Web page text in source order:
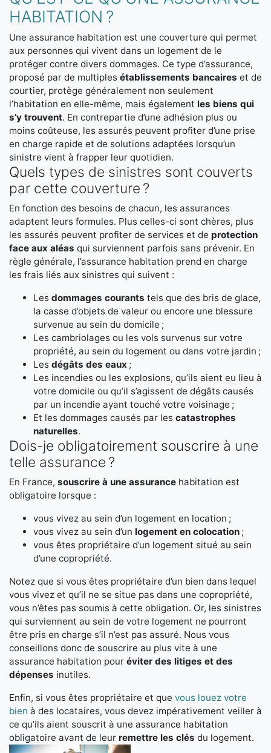
HABITATION ?
Une assurance habitation est une couverture qui permet
aux personnes qui vivent dans un logement de le
protéger contre divers dommages. Ce type d’assurance,
proposé par de multiples établissements bancaires et de
courtier, protège généralement non seulement
l’habitation en elle-même, mais également les biens qui
s’y trouvent. En contrepartie d’une adhésion plus ou
moins coûteuse, les assurés peuvent profiter d’une prise
en charge rapide et de solutions adaptées lorsqu’un
sinistre vient à frapper leur quotidien.
Quels types de sinistres sont couverts
par cette couverture ?
En fonction des besoins de chacun, les assurances
adaptent leurs formules. Plus celles-ci sont chères, plus
les assurés peuvent profiter de services et de protection
face aux aléas qui surviennent parfois sans prévenir. En
règle générale, l’assurance habitation prend en charge
les frais liés aux sinistres qui suivent :
Les dommages courants tels que des bris de glace,
la casse d’objets de valeur ou encore une blessure
survenue au sein du domicile ;
Les cambriolages ou les vols survenus sur votre
propriété, au sein du logement ou dans votre jardin ;
Les dégâts des eaux ;
Les incendies ou les explosions, qu’ils aient eu lieu à
votre domicile ou qu’il s’agissent de dégâts causés
par un incendie ayant touché votre voisinage ;
Et les dommages causés par les catastrophes
naturelles.
Dois-je obligatoirement souscrire à une
telle assurance ?
En France, souscrire à une assurance habitation est
obligatoire lorsque :
vous vivez au sein d’un logement en location ;
vous vivez au sein d’un logement en colocation ;
vous êtes propriétaire d’un logement situé au sein
d’une copropriété.
Notez que si vous êtes propriétaire d’un bien dans lequel
vous vivez et qu’il ne se situe pas dans une copropriété,
vous n’êtes pas soumis à cette obligation. Or, les sinistres
qui surviennent au sein de votre logement ne pourront
être pris en charge s’il n’est pas assuré. Nous vous
conseillons donc de souscrire au plus vite à une
assurance habitation pour éviter des litiges et des
dépenses inutiles.
Enfin, si vous êtes propriétaire et que vous louez votre
bien à des locataires, vous devez impérativement veiller à
ce qu’ils aient souscrit à une assurance habitation
obligatoire avant de leur remettre les clés du logement.